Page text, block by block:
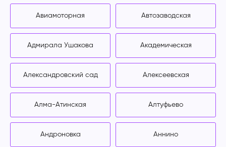
Авиамоторная Автозаводская
Адмирала Ушакова Академическая
Александровский сад Алексеевская
Алма-Атинская Алтуфьево
Андроновка Аннино